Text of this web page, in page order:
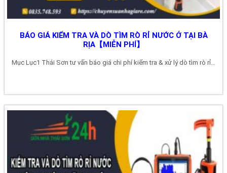
BÁO GIÁ KIỂM TRA VÀ DÒ TÌM RÒ RỈ NƯỚC Ở TẠI BÀ
RỊA【MIỄN PHÍ】
Mục Lục1 Thái Sơn tư vấn báo giá chi phí kiểm tra & xử lý dò tìm rò rỉ...